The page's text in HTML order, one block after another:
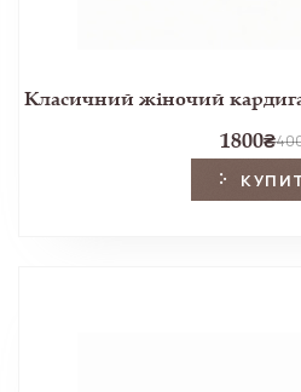
1800₴